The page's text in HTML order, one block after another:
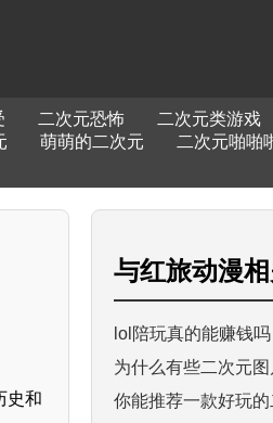
二次元恐怖 二次元类游戏
萌萌的二次元 二次元啪啪
史和
与红旅动漫
lol陪玩真的能赚钱吗
为什么有些二次元
你能推荐一款好玩